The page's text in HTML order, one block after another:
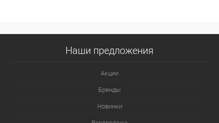
Наши предложения
Акции
Бренды
Новинки